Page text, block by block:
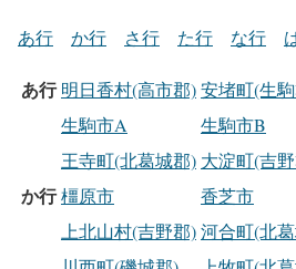
あ行 か行 さ行 た行 な行
あ行 明日香村(高市郡)安堵町(生
生駒市A
生駒市B
王寺町(北葛城郡) 大淀町(吉
か行橿原市 香芝市
上北山村(吉野郡)河合町(北